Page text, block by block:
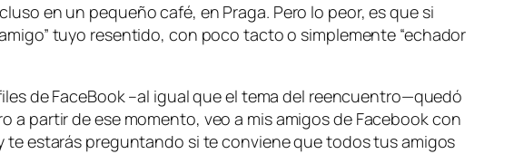
en un pequeño café, en Praga. Pero lo peor, es que si
tuyo resentido, con poco tacto o simplemente “echador
de FaceBook –al igual que el tema del reencuentro—quedó
a partir de ese momento, veo a mis amigos de Facebook con
estarás preguntando si te conviene que todos tus amigos